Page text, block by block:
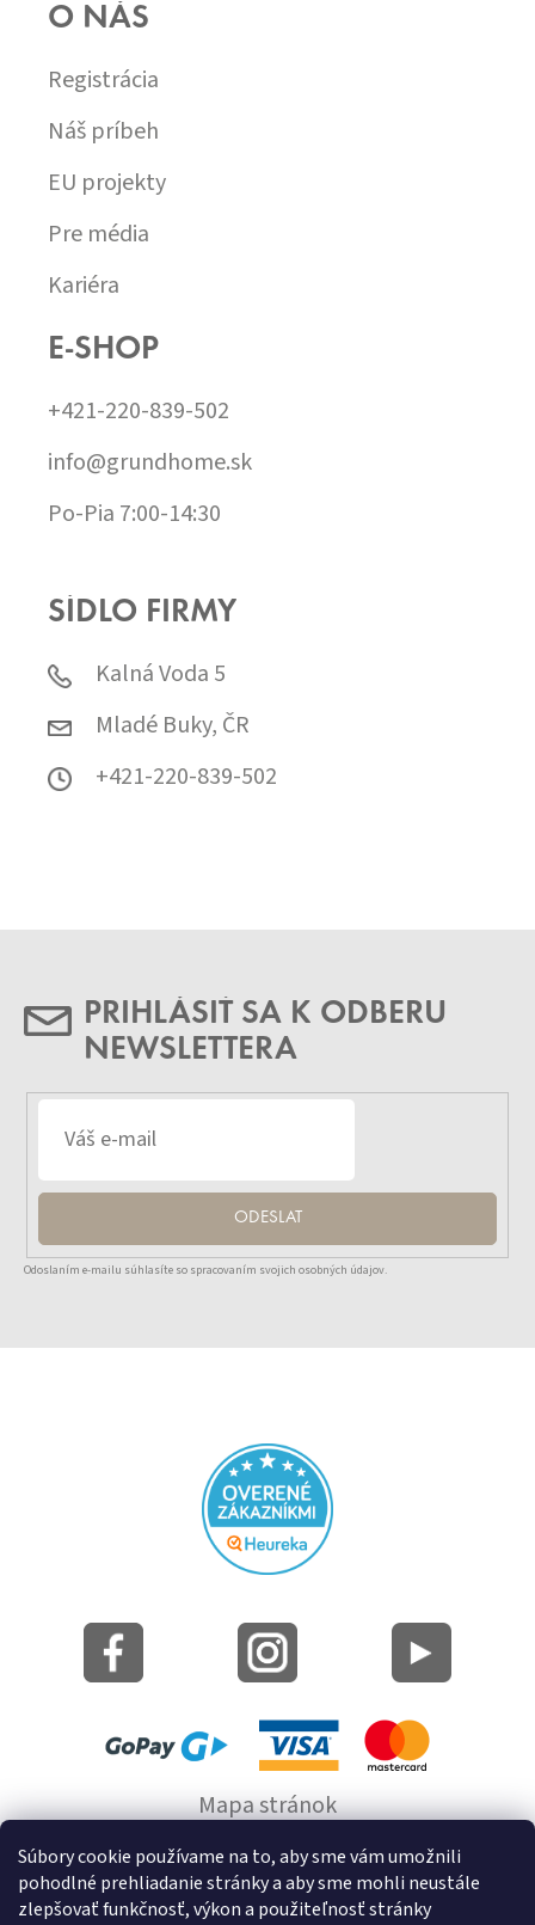
Súbory cookie používame na to, aby sme vám umožnili
pohodlné prehliadanie stránky a aby sme mohli neustále
zlepšovať funkčnosť, výkon a použiteľnosť stránky
O NÁS
Registrácia
Náš príbeh
EU projekty
Pre média
Kariéra
E-SHOP
+421-220-839-502
info@grundhome.sk
Po-Pia 7:00-14:30
SÍDLO FIRMY
Kalná Voda 5
Mladé Buky, ČR
+421-220-839-502
PRIHLÁSIŤ SA K ODBERU
NEWSLETTERA
ODESLAT
Odoslaním e-mailu súhlasíte so spracovaním svojich osobných údajov.
Mapa stránok
Informácie o cookie
© 2022 GRUND a.s.